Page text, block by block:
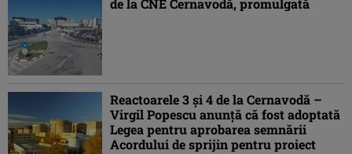
de la CNE Cernavodă, promulgată
Reactoarele 3 şi 4 de la Cernavodă –
Virgil Popescu anunţă că fost adoptată
Legea pentru aprobarea semnării
Acordului de sprijin pentru proiect